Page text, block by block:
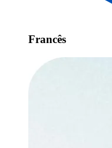
Francês